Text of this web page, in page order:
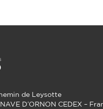
de Leysotte
D’ORNON CEDEX –